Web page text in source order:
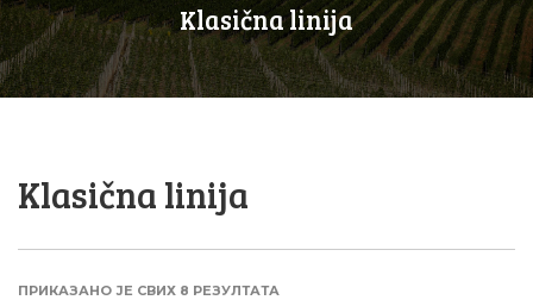
Klasična linija
Klasična linija
ПРИКАЗАНО ЈЕ СВИХ 8 РЕЗУЛТАТА